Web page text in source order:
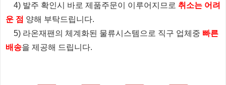
4) 발주 확인시 바로 제품주문이 이루어지므로 취소는 어려
운 점 양해 부탁드립니다.
5) 라온재팬의 체계화된 물류시스템으로 직구 업체중 빠른
배송을 제공해 드립니다.